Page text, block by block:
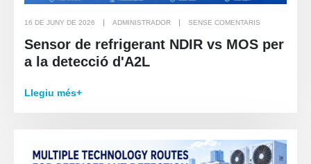
16 DE JUNY DE 2026 ADMINISTRADOR SENSE COMENTARIS
Sensor de refrigerant NDIR vs MOS per
a la detecció d'A2L
Llegiu més+